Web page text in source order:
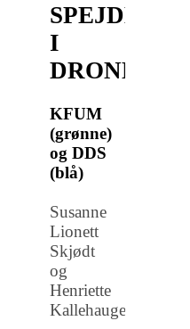
SPEJDERE
I
KFUM
(grønne)
og DDS
(blå)
Susanne
Lionett
Skjødt
og
Henriette
Kallehauge